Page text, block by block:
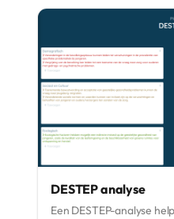
DESTEP analyse
Een DESTEP-analyse